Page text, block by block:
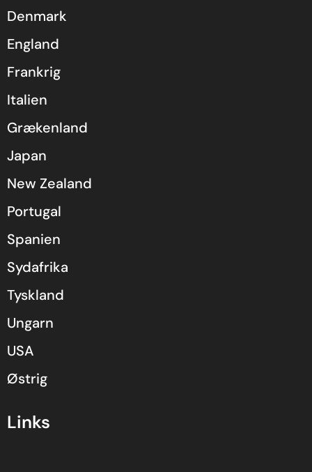
Denmark
England
Frankrig
Italien
Grækenland
Japan
New Zealand
Portugal
Spanien
Sydafrika
Tyskland
Ungarn
USA
Østrig
Links